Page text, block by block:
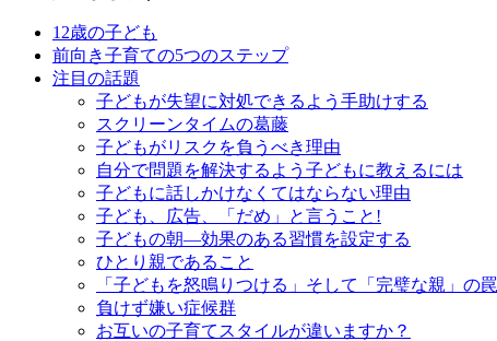
12歳の子ども
前向き子育ての5つのステップ
注目の話題
子どもが失望に対処できるよう手助けする
スクリーンタイムの葛藤
子どもがリスクを負うべき理由
自分で問題を解決するよう子どもに教えるには
子どもに話しかけなくてはならない理由
子ども、広告、「だめ」と言うこと!
子どもの朝―効果のある習慣を設定する
ひとり親であること
「子どもを怒鳴りつける」そして「完璧な親」の罠
負けず嫌い症候群
お互いの子育てスタイルが違いますか？